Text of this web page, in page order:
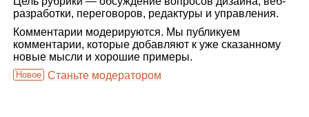
разработки, переговоров, редактуры и управления.
Комментарии модерируются. Мы публикуем
комментарии, которые добавляют к уже сказанному
новые мысли и хорошие примеры.
Новое Станьте модератором